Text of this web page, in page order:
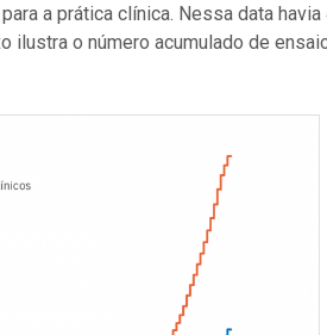
a prática clínica. Nessa data
ilustra o número acumulado de